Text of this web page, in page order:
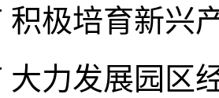
积极培育新兴
大力发展园区